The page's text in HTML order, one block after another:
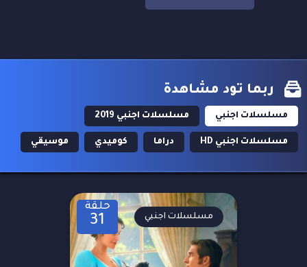
ربما تود مشاهدة
مسلسلات اجنبي مسلسلات اجنبي 2019
مسلسلات اجنبي HD دراما كوميدي موسيقي
حلقة
31 مسلسلات اجنبي